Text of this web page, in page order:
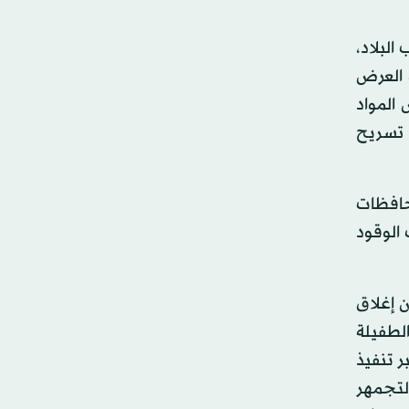
العرض
تسريح
إعلان إغلاق
تنفيذ